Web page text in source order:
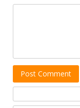
Post Comment